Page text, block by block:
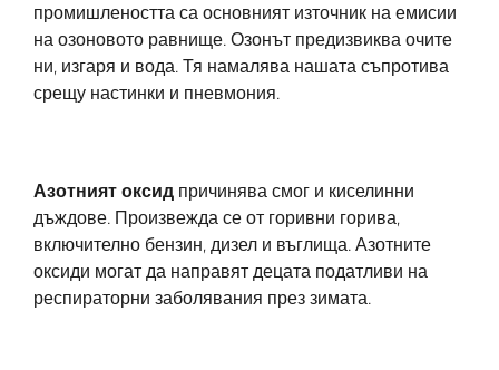
промишлеността са основният източник на емисии
на озоновото равнище. Озонът предизвиква очите
ни, изгаря и вода. Тя намалява нашата съпротива
срещу настинки и пневмония.
Азотният оксид причинява смог и киселинни
дъждове. Произвежда се от горивни горива,
включително бензин, дизел и въглища. Азотните
оксиди могат да направят децата податливи на
респираторни заболявания през зимата.